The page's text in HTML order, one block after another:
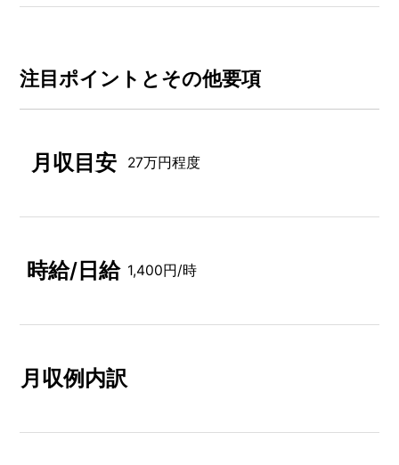
注⽬ポイントとその他要項
月収目安 27万円程度
時給/日給 1,400円/時
月収例内訳